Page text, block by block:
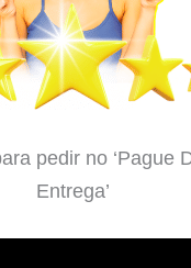
pedir no ‘Pague
Entrega’